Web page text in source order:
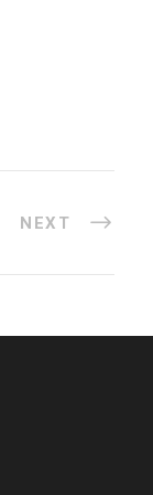
NEXT